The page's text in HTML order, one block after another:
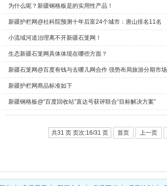
为什么呢？新疆钢格板是的实用性产品！
新疆护栏网@社科院预测十年后富24个城市：唐山排名11名
小流域河道治理离不开新疆石笼网！
生态新疆石笼网具体体现在哪些方面？
新疆石笼网@百度有钱与去哪儿网合作 强势布局旅游分期市场
新疆护栏网商品标准如下
新疆钢格板@“百度回收站”直达号获评联合“目标解决方案”
共31 页 页次:16/31 页 首页 上一页